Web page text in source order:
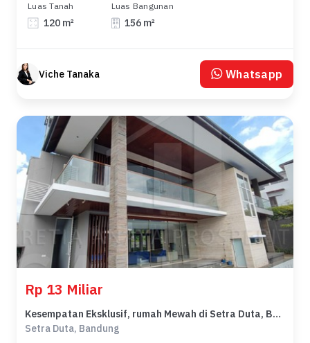
Luas Tanah
120 m²
Luas Bangunan
156 m²
Viche Tanaka Whatsapp
Rp 13 Miliar
Kesempatan Eksklusif, rumah Mewah di Setra Duta, Bandung, LB 600m²
Setra Duta, Bandung